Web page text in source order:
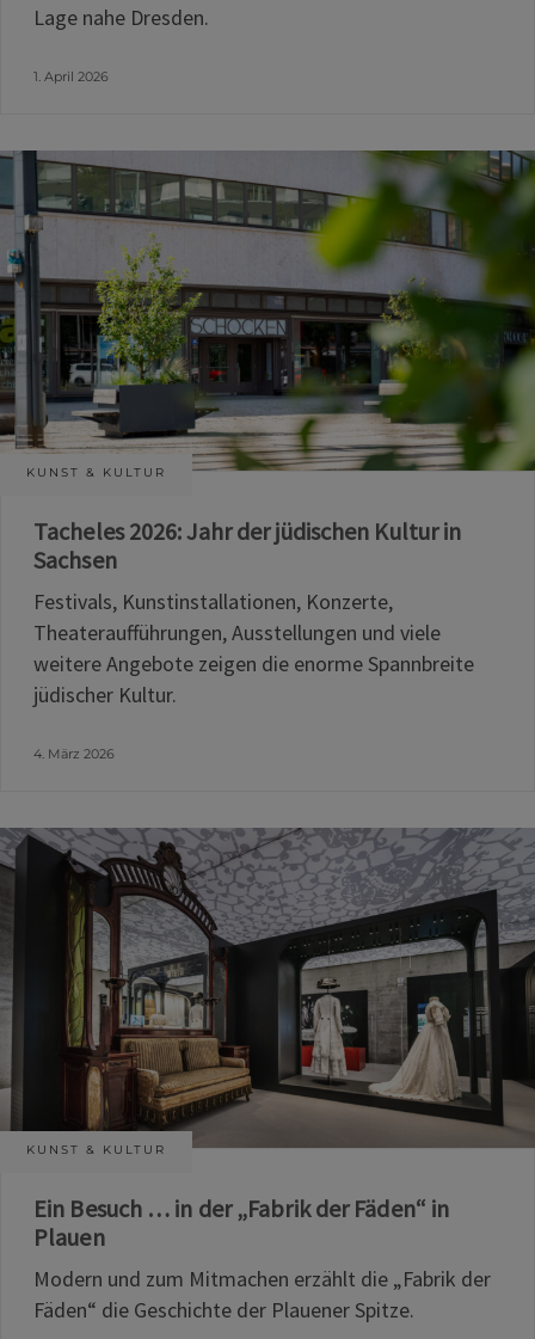
Lage nahe Dresden.
1. April 2026
KUNST & KULTUR
Tacheles 2026: Jahr der jüdischen Kultur in
Sachsen
Festivals, Kunstinstallationen, Konzerte,
Theateraufführungen, Ausstellungen und viele
weitere Angebote zeigen die enorme Spannbreite
jüdischer Kultur.
4. März 2026
KUNST & KULTUR
Ein Besuch … in der „Fabrik der Fäden“ in
Plauen
Modern und zum Mitmachen erzählt die „Fabrik der
Fäden“ die Geschichte der Plauener Spitze.